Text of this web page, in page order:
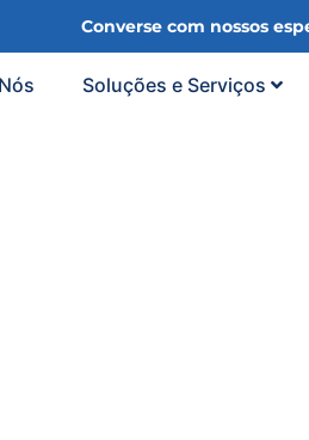
Converse com nossos
Soluções e Serviços